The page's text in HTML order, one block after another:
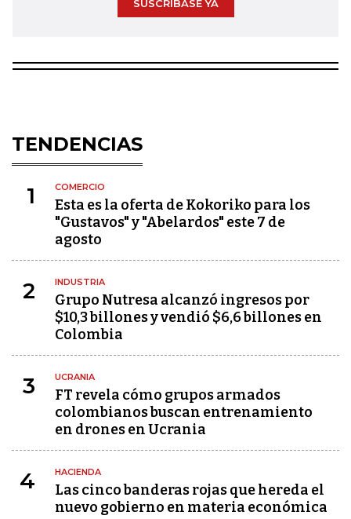
SUSCRÍBASE YA
TENDENCIAS
1 COMERCIO
Esta es la oferta de Kokoriko para los
"Gustavos" y "Abelardos" este 7 de
agosto
2 INDUSTRIA
Grupo Nutresa alcanzó ingresos por
$10,3 billones y vendió $6,6 billones en
Colombia
3 UCRANIA
FT revela cómo grupos armados
colombianos buscan entrenamiento
en drones en Ucrania
4 HACIENDA
Las cinco banderas rojas que hereda el
nuevo gobierno en materia económica